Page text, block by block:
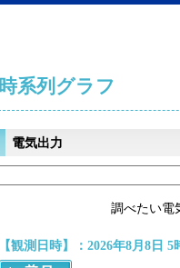
時系列グラフ
電気出力
調べたい電
【観測日時】：2026年8月8日 5